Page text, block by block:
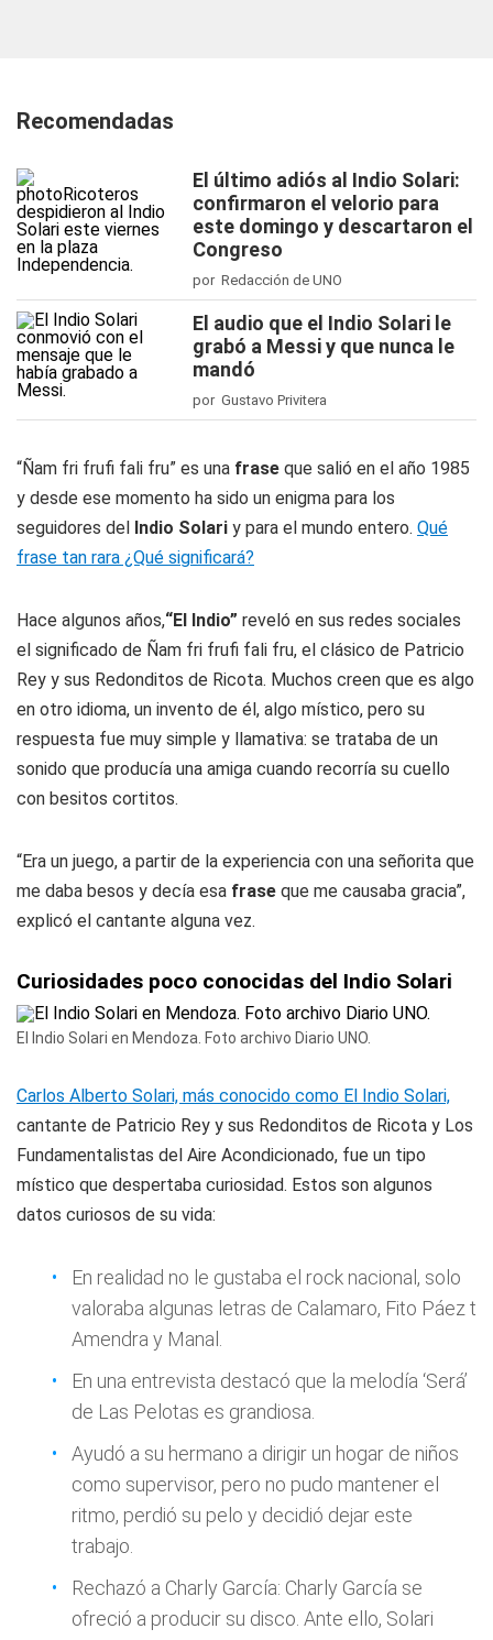
Recomendadas
El último adiós al Indio Solari:
confirmaron el velorio para
este domingo y descartaron el
Congreso
por Redacción de UNO
El audio que el Indio Solari le
grabó a Messi y que nunca le
mandó
por Gustavo Privitera
“Ñam fri frufi fali fru” es una frase que salió en el año 1985
y desde ese momento ha sido un enigma para los
seguidores del Indio Solari y para el mundo entero. Qué
frase tan rara ¿Qué significará?
Hace algunos años,“El Indio” reveló en sus redes sociales
el significado de Ñam fri frufi fali fru, el clásico de Patricio
Rey y sus Redonditos de Ricota. Muchos creen que es algo
en otro idioma, un invento de él, algo místico, pero su
respuesta fue muy simple y llamativa: se trataba de un
sonido que producía una amiga cuando recorría su cuello
con besitos cortitos.
“Era un juego, a partir de la experiencia con una señorita que
me daba besos y decía esa frase que me causaba gracia”,
explicó el cantante alguna vez.
Curiosidades poco conocidas del Indio Solari
El Indio Solari en Mendoza. Foto archivo Diario UNO.
Carlos Alberto Solari, más conocido como El Indio Solari,
cantante de Patricio Rey y sus Redonditos de Ricota y Los
Fundamentalistas del Aire Acondicionado, fue un tipo
místico que despertaba curiosidad. Estos son algunos
datos curiosos de su vida:
En realidad no le gustaba el rock nacional, solo
valoraba algunas letras de Calamaro, Fito Páez t
Amendra y Manal.
En una entrevista destacó que la melodía ‘Será’
de Las Pelotas es grandiosa.
Ayudó a su hermano a dirigir un hogar de niños
como supervisor, pero no pudo mantener el
ritmo, perdió su pelo y decidió dejar este
trabajo.
Rechazó a Charly García: Charly García se
ofreció a producir su disco. Ante ello, Solari